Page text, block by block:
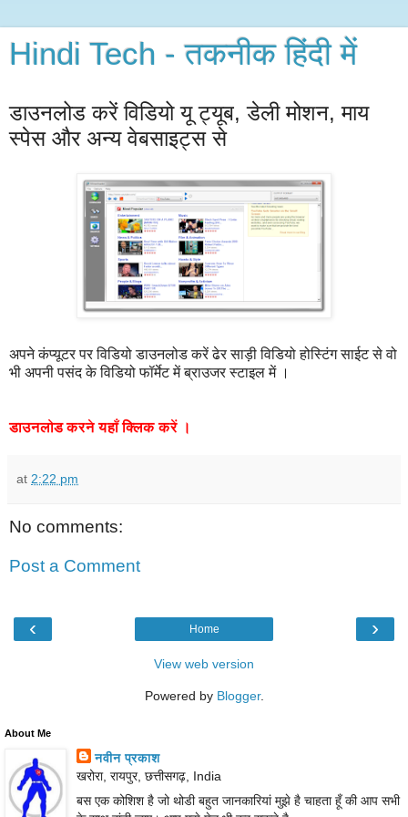
Hindi Tech - तकनीक हिंदी में
डाउनलोड करें विडियो यू ट्यूब, डेली मोशन, माय
स्पेस और अन्य वेबसाइट्स से
अपने कंप्यूटर पर विडियो डाउनलोड करें ढेर साड़ी विडियो होस्टिंग साईट से वो
भी अपनी पसंद के विडियो फॉर्मेट में ब्राउजर स्टाइल में ।
डाउनलोड करने यहाँ क्लिक करें ।
at 2:22 pm
No comments:
Post a Comment
‹ ›
Home
View web version
Powered by Blogger.
About Me
नवीन प्रकाश
खरोरा, रायपुर, छत्तीसगढ़, India
बस एक कोशिश है जो थोडी बहुत जानकारियां मुझे है चाहता हूँ की आप सभी